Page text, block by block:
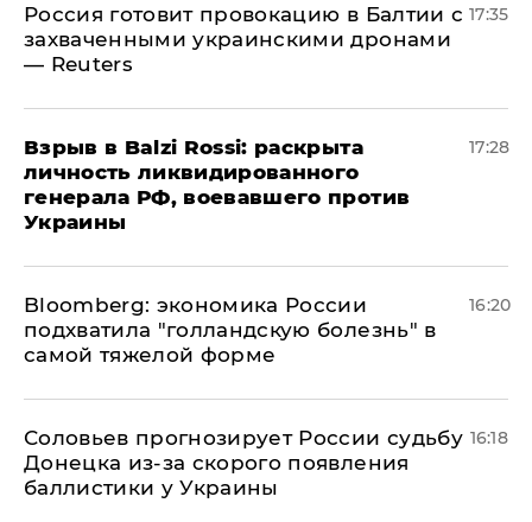
​Россия готовит провокацию в Балтии с
захваченными украинскими дронами
— Reuters
17:35
​Взрыв в Balzi Rossi: раскрыта
личность ликвидированного
генерала РФ, воевавшего против
Украины
17:28
Bloomberg: экономика России
подхватила "голландскую болезнь" в
самой тяжелой форме
16:20
Соловьев прогнозирует России судьбу
Донецка из-за скорого появления
баллистики у Украины
16:18